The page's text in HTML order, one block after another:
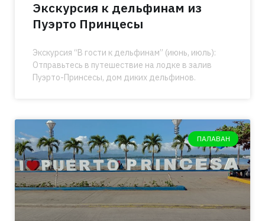
Экскурсия к дельфинам из
Пуэрто Принцесы
Экскурсия “В гости к дельфинам” (июнь, июль):
Отправьтесь в путешествие на лодке в залив
Пуэрто-Принсесы, дом диких дельфинов.
ПАЛАВАН